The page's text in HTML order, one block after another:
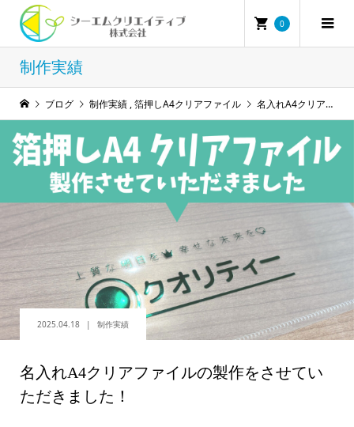
0
制作実績
ブログ 制作実績 ,箔押しA4クリアファイル 名入れA4クリアファイルの製作をさせていただきました！
2025.04.18 制作実績
名入れA4クリアファイルの製作をさせてい
ただきました！